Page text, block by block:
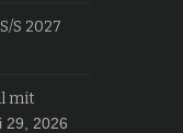
S 2027
mit
29, 2026